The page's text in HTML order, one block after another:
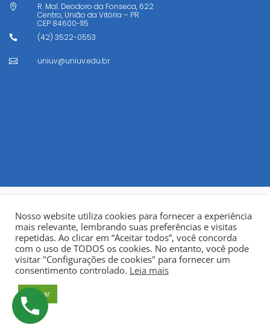

R. Mal. Deodoro da Fonseca, 622
Centro, União da Vitória – PR
CEP 84600-115
 (42) 3522-0553
 uniuv@uniuv.edu.br
© Copyright 2022Fundação Municipal Centro Universitário
da Cidade de União da Vitória – UNIUV
Nosso website utiliza cookies para fornecer a experiência
mais relevante, lembrando suas preferências e visitas
repetidas. Ao clicar em “Aceitar todos”, você concorda
com o uso de TODOS os cookies. No entanto, você pode
visitar "Configurações de cookies" para fornecer um
consentimento controlado. Leia mais
Aceitar